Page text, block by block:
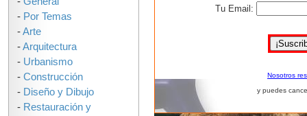
Tu Email:
Nosotros
y puedes
- Por Temas
-Arte
-Arquitectura
- Urbanismo
- Construcción
- Diseño y Dibujo
- Restauración y